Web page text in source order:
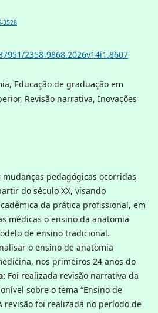
3528
2358-9868.2026v14i1.8607
Educação de graduação em
Revisão narrativa, Inovações
mudanças pedagógicas ocorridas
do século XX, visando
da prática profissional, em
médicas o ensino da anatomia
de ensino tradicional.
o ensino de anatomia
nos primeiros 24 anos do
Foi realizada revisão narrativa da
sobre o tema “Ensino de
revisão foi realizada no período de